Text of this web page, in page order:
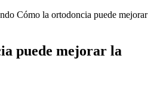
puede mejorar la